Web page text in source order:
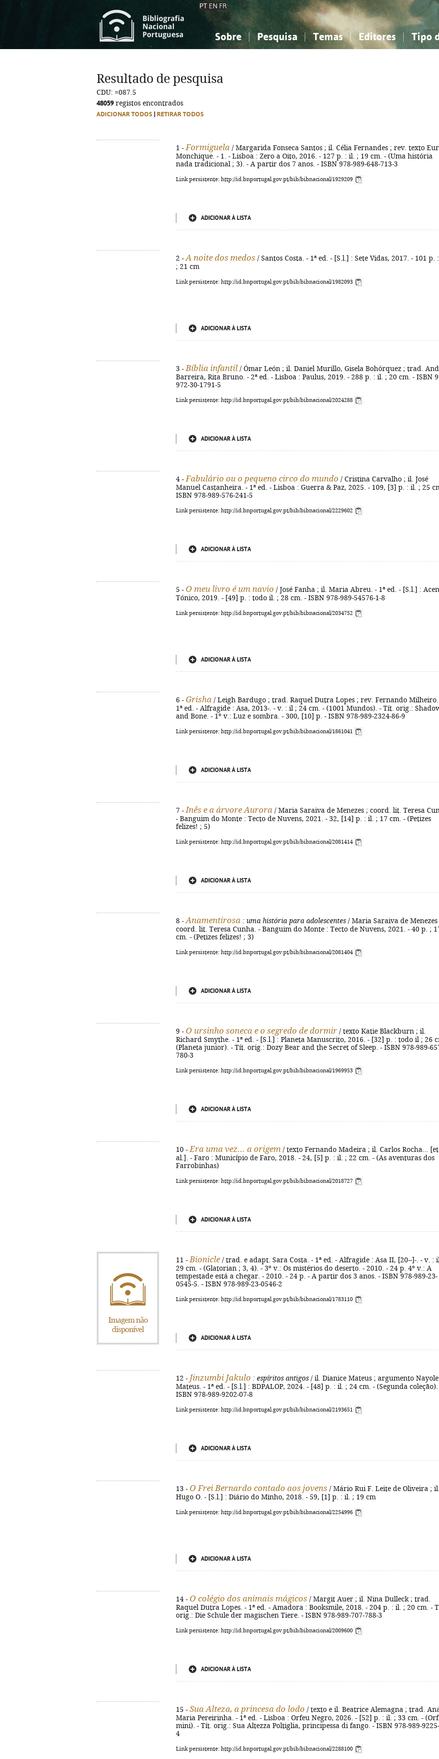
PT EN FR
Sobre Pesquisa Temas
Ciências sociais...
Editores Tipo
Ciências sociais...
Resultado de pesquisa
CDU: =087.5
48059 registos encontrados
ADICIONAR TODOS RETIRAR TODOS
1 - Formiguela / Margarida Fonseca Santos ; il. Célia Fernandes ; rev. texto
Monchique. - 1. - Lisboa : Zero a Oito, 2016. - 127 p. : il. ; 19 cm. - (Uma história
nada tradicional ; 3). - A partir dos 7 anos. - ISBN 978-989-648-713-3
Link persistente: http://id.bnportugal.gov.pt/bib/bibnacional/1929209
ADICIONAR À LISTA
2 - A noite dos medos / Santos Costa. - 1ª ed. - [S.l.] : Sete Vidas, 2017. - 101 p. :
; 21 cm
Link persistente: http://id.bnportugal.gov.pt/bib/bibnacional/1982093
ADICIONAR À LISTA
3 - Bíblia infantil / Ómar León ; il. Daniel Murillo, Gisela Bohórquez ; trad.
Barreira, Rita Bruno. - 2ª ed. - Lisboa : Paulus, 2019. - 288 p. : il. ; 20 cm. - ISBN
972-30-1791-5
Link persistente: http://id.bnportugal.gov.pt/bib/bibnacional/2024288
ADICIONAR À LISTA
4 - Fabulário ou o pequeno circo do mundo / Cristina Carvalho ; il. José
Manuel Castanheira. - 1ª ed. - Lisboa : Guerra & Paz, 2025. - 109, [3] p. : il. ; 25
ISBN 978-989-576-241-5
Link persistente: http://id.bnportugal.gov.pt/bib/bibnacional/2229602
ADICIONAR À LISTA
5 - O meu livro é um navio / José Fanha ; il. Maria Abreu. - 1ª ed. - [S.l.] :
Tónico, 2019. - [49] p. : todo il. ; 28 cm. - ISBN 978-989-54576-1-8
Link persistente: http://id.bnportugal.gov.pt/bib/bibnacional/2034752
ADICIONAR À LISTA
6 - Grisha / Leigh Bardugo ; trad. Raquel Dutra Lopes ; rev. Fernando
1ª ed. - Alfragide : Asa, 2013-. - v. : il ; 24 cm. - (1001 Mundos). - Tít. orig.:
and Bone. - 1º v.: Luz e sombra. - 300, [10] p. - ISBN 978-989-2324-86-9
Link persistente: http://id.bnportugal.gov.pt/bib/bibnacional/1861041
ADICIONAR À LISTA
7 - Inês e a árvore Aurora / Maria Saraiva de Menezes ; coord. lit. Teresa
- Banguim do Monte : Tecto de Nuvens, 2021. - 32, [14] p. : il. ; 17 cm. - (Petizes
felizes! ; 5)
Link persistente: http://id.bnportugal.gov.pt/bib/bibnacional/2081414
ADICIONAR À LISTA
8 - Anamentirosa : uma história para adolescentes / Maria Saraiva de Menezes
coord. lit. Teresa Cunha. - Banguim do Monte : Tecto de Nuvens, 2021. - 40 p. ;
cm. - (Petizes felizes! ; 3)
Link persistente: http://id.bnportugal.gov.pt/bib/bibnacional/2081404
ADICIONAR À LISTA
9 - O ursinho soneca e o segredo de dormir / texto Katie Blackburn ; il.
Richard Smythe. - 1ª ed. - [S.l.] : Planeta Manuscrito, 2016. - [32] p. : todo il ; 26
(Planeta junior). - Tít. orig.: Dozy Bear and the Secret of Sleep. - ISBN 978-989-
780-3
Link persistente: http://id.bnportugal.gov.pt/bib/bibnacional/1969953
ADICIONAR À LISTA
10 - Era uma vez... a origem / texto Fernando Madeira ; il. Carlos Rocha... [et
al.]. - Faro : Município de Faro, 2018. - 24, [5] p. : il. ; 22 cm. - (As aventuras dos
Farrobinhas)
Link persistente: http://id.bnportugal.gov.pt/bib/bibnacional/2018727
ADICIONAR À LISTA
11 - Bionicle / trad. e adapt. Sara Costa. - 1ª ed. - Alfragide : Asa II, [20--]-. - v. :
29 cm. - (Glatorian ; 3, 4). - 3º v.: Os mistérios do deserto. - 2010. - 24 p. 4º v.: A
tempestade está a chegar. - 2010. - 24 p. - A partir dos 3 anos. - ISBN 978-989-23-
0545-5. - ISBN 978-989-23-0546-2
Link persistente: http://id.bnportugal.gov.pt/bib/bibnacional/1783110
ADICIONAR À LISTA
12 - Jinzumbi Jakulo : espíritos antigos / il. Dianice Mateus ; argumento Nayole
Mateus. - 1ª ed. - [S.l.] : BDPALOP, 2024. - [48] p. : il. ; 24 cm. - (Segunda coleção).
ISBN 978-989-9202-07-8
Link persistente: http://id.bnportugal.gov.pt/bib/bibnacional/2193651
ADICIONAR À LISTA
13 - O Frei Bernardo contado aos jovens / Mário Rui F. Leite de Oliveira ; il.
Hugo O. - [S.l.] : Diário do Minho, 2018. - 59, [1] p. : il. ; 19 cm
Link persistente: http://id.bnportugal.gov.pt/bib/bibnacional/2254996
ADICIONAR À LISTA
14 - O colégio dos animais mágicos / Margit Auer ; il. Nina Dulleck ; trad.
Raquel Dutra Lopes. - 1ª ed. - Amadora : Booksmile, 2018. - 204 p. : il. ; 20 cm. -
orig.: Die Schule der magischen Tiere. - ISBN 978-989-707-788-3
Link persistente: http://id.bnportugal.gov.pt/bib/bibnacional/2009600
ADICIONAR À LISTA
15 - Sua Alteza, a princesa do lodo / texto e il. Beatrice Alemagna ; trad.
Maria Pereirinha. - 1ª ed. - Lisboa : Orfeu Negro, 2026. - [52] p. : il. ; 33 cm. -
mini). - Tít. orig.: Sua Altezza Poltiglia, principessa di fango. - ISBN 978-989-
4
Link persistente: http://id.bnportugal.gov.pt/bib/bibnacional/2288100